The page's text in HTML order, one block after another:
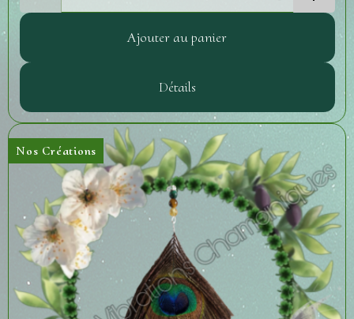
Ajouter au panier
Détails
Nos Créations